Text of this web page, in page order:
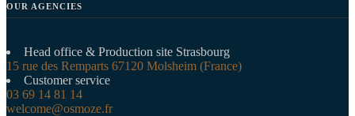
OUR AGENCIES
Head office & Production site Strasbourg
15 rue des Remparts 67120 Molsheim (France)
Customer service
03 69 14 81 14
welcome@osmoze.fr